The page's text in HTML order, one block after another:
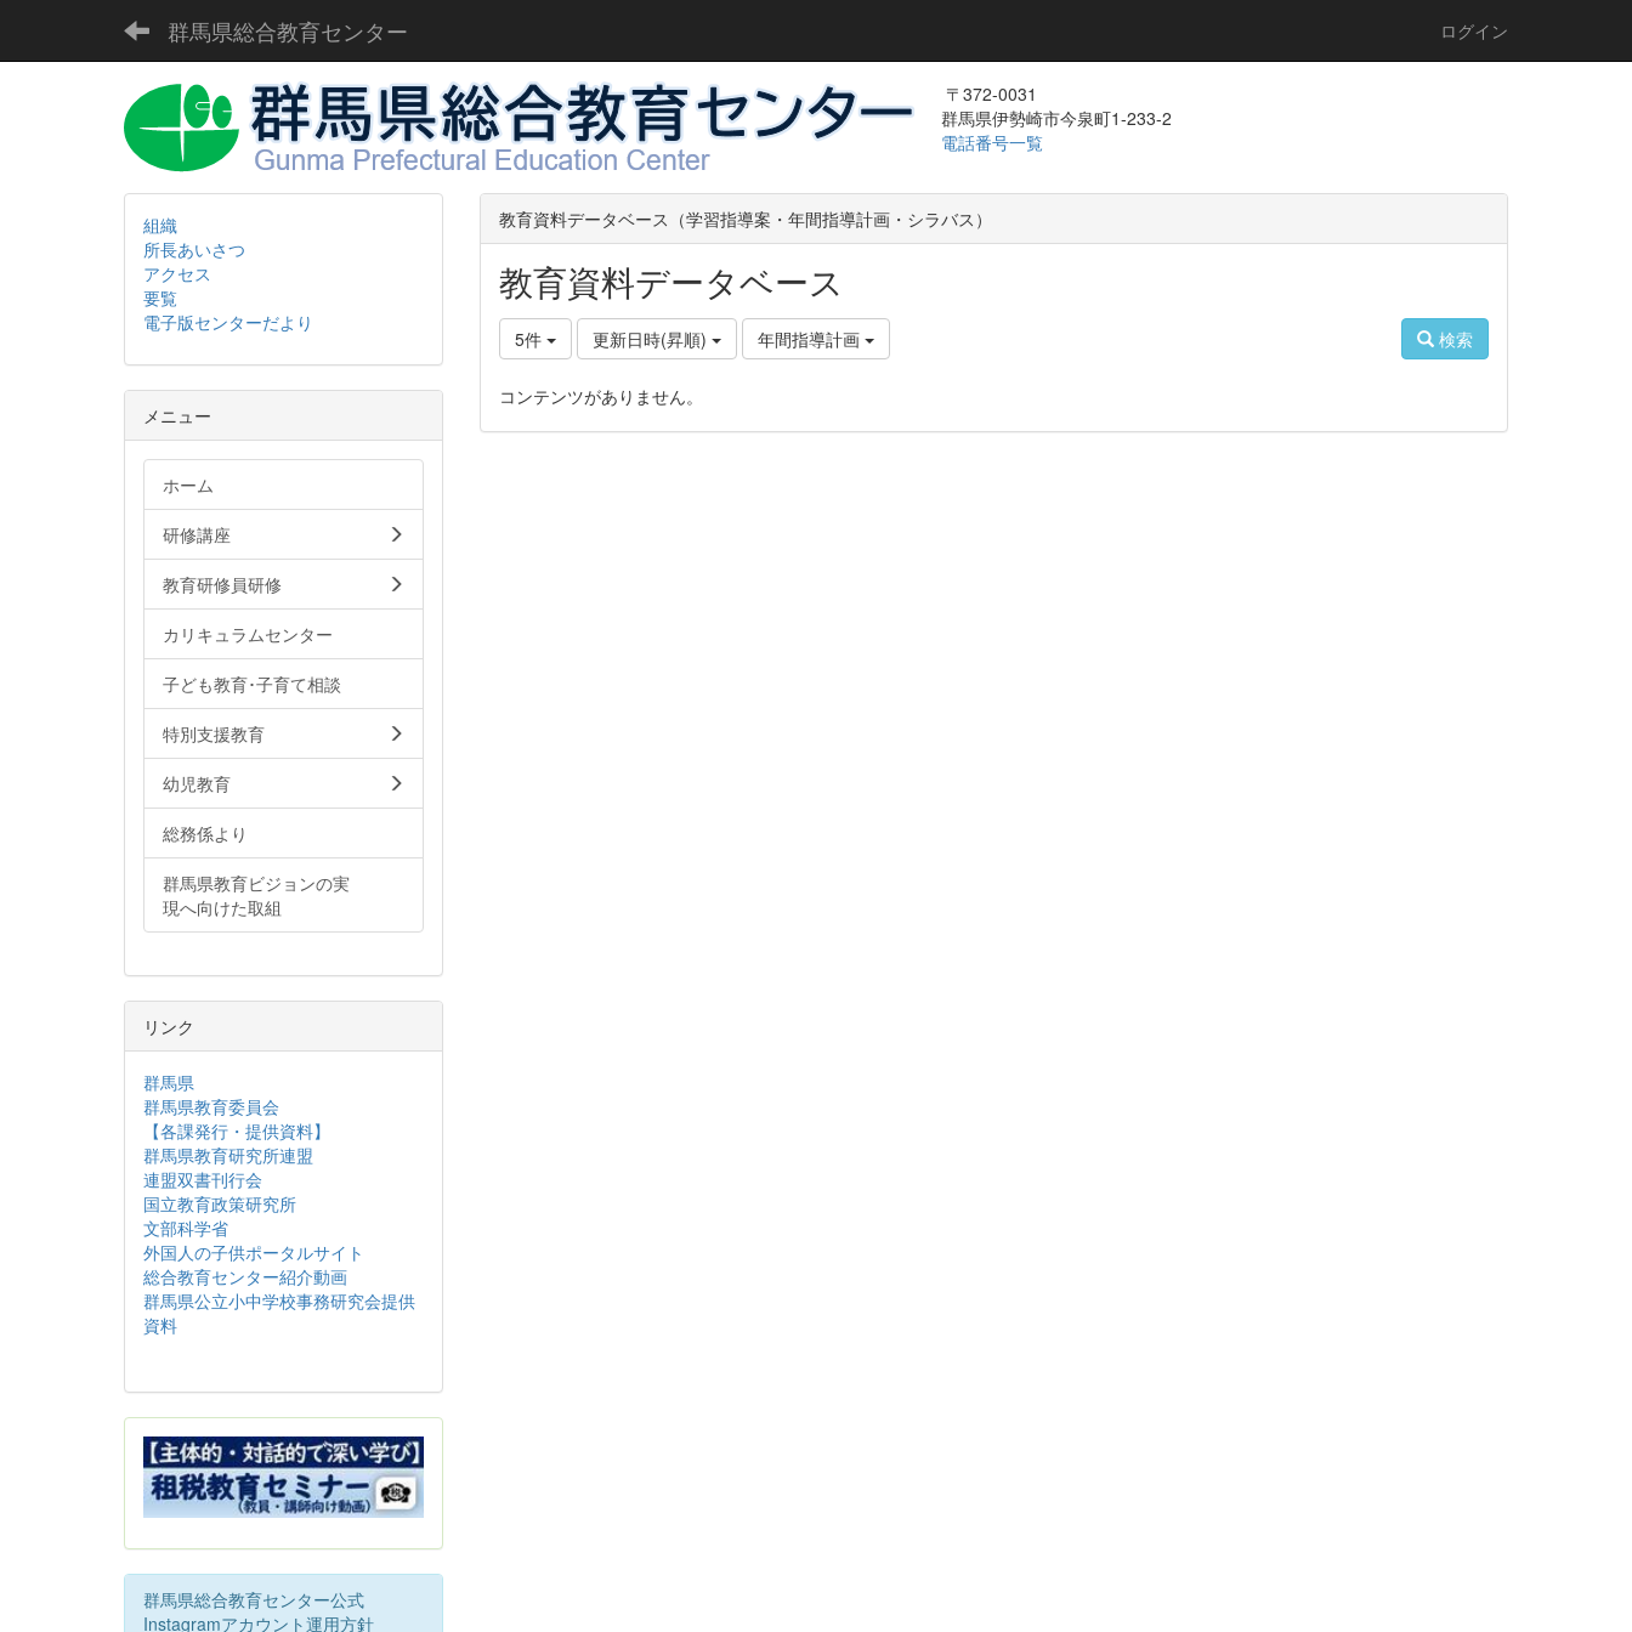
群馬県総合教育センター ログイン
〒372-0031
群馬県伊勢崎市今泉町1-233-2
電話番号一覧
教育資料データベース（学習指導案・年間指導計画・シラバス）
教育資料データベース
5件 更新日時(昇順) 年間指導計画 検索
コンテンツがありません。
組織
所長あいさつ
アクセス
要覧
電子版センターだより
メニュー
ホーム
研修講座
教育研修員研修
カリキュラムセンター
子ども教育･子育て相談
特別支援教育
幼児教育
総務係より
群馬県教育ビジョンの実
現へ向けた取組
リンク
群馬県
群馬県教育委員会
【各課発行・提供資料】
群馬県教育研究所連盟
連盟双書刊行会
国立教育政策研究所
文部科学省
外国人の子供ポータルサイト
総合教育センター紹介動画
群馬県公立小中学校事務研究会提供
資料
群馬県総合教育センター公式
Instagramアカウント運用方針